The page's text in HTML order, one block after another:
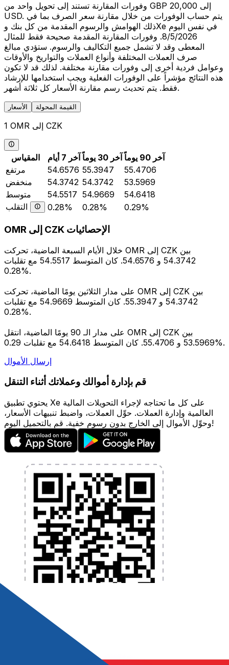
وفورات المقارنة تستند إلى تحويل واحد من GBP 20,000 إلى
USD. يتم حساب الوفورات من خلال مقارنة سعر الصرف بما في
ذلك الهوامش والرسوم المقدمة من كل بنك وXe في نفس اليوم
8/5/2026. وفورات المقارنة المقدمة صحيحة فقط للمثال
المعطى وقد لا تشمل جميع التكاليف والرسوم. ستؤدي مبالغ
صرف العملات المختلفة وأنواع العملات والتواريخ والأوقات
وعوامل فردية أخرى إلى وفورات مقارنة مختلفة. لذلك قد لا تكون
هذه النتائج مؤشراً على الوفورات الفعلية ويجب استخدامها للإرشاد
فقط. يتم تحديث رسم مقارنة الأسعار كل ثلاثة أشهر.
الأسعار القيمة المحولة
1 OMR إلى CZK
المقياس آخر 7 أيام آخر 30 يوماً
آخر 90 يوماً
مرتفع
54.6576 55.3947
55.4706
منخفض
54.3742 54.3742
53.5969
متوسط
54.5517 54.9669
54.6418
التقلب
0.28% 0.28% 0.29%
OMR إلى CZK الإحصائيات
خلال الأيام السبعة الماضية، تحركت OMR إلى CZK بين
54.3742 و 54.6576. كان المتوسط 54.5517 مع تقلبات
0.28%.
على مدار الثلاثين يومًا الماضية، تحركت OMR إلى CZK بين
54.3742 و 55.3947. كان المتوسط 54.9669 مع تقلبات
0.28%.
على مدار الـ 90 يومًا الماضية، انتقل OMR إلى CZK بين
53.5969 و 55.4706. كان المتوسط 54.6418 مع تقلبات 0.29%.
إرسال الأموال
قم بإدارة أموالك وعملاتك أثناء التنقل
يحتوي تطبيق Xe على كل ما تحتاجه لإجراء التحويلات المالية
العالمية وإدارة العملات. حوِّل العملات، واضبط تنبيهات الأسعار،
وحوِّل الأموال إلى الخارج بدون رسوم خفية. قم بالتحميل اليوم!